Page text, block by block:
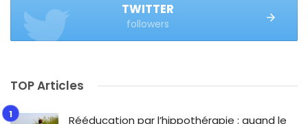
TWITTER
followers
TOP Articles
Rééducation par l’hippothérapie : quand le